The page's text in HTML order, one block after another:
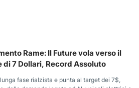
Rame: Il Future vola verso il
di 7 Dollari, Record Assoluto
fase rialzista e punta al target dei 7$,